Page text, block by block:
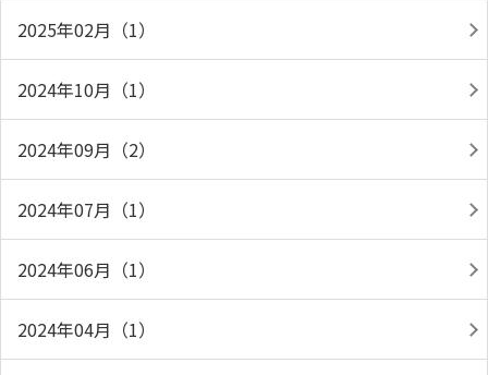
2025年02月（1）
2024年10月（1）
2024年09月（2）
2024年07月（1）
2024年06月（1）
2024年04月（1）